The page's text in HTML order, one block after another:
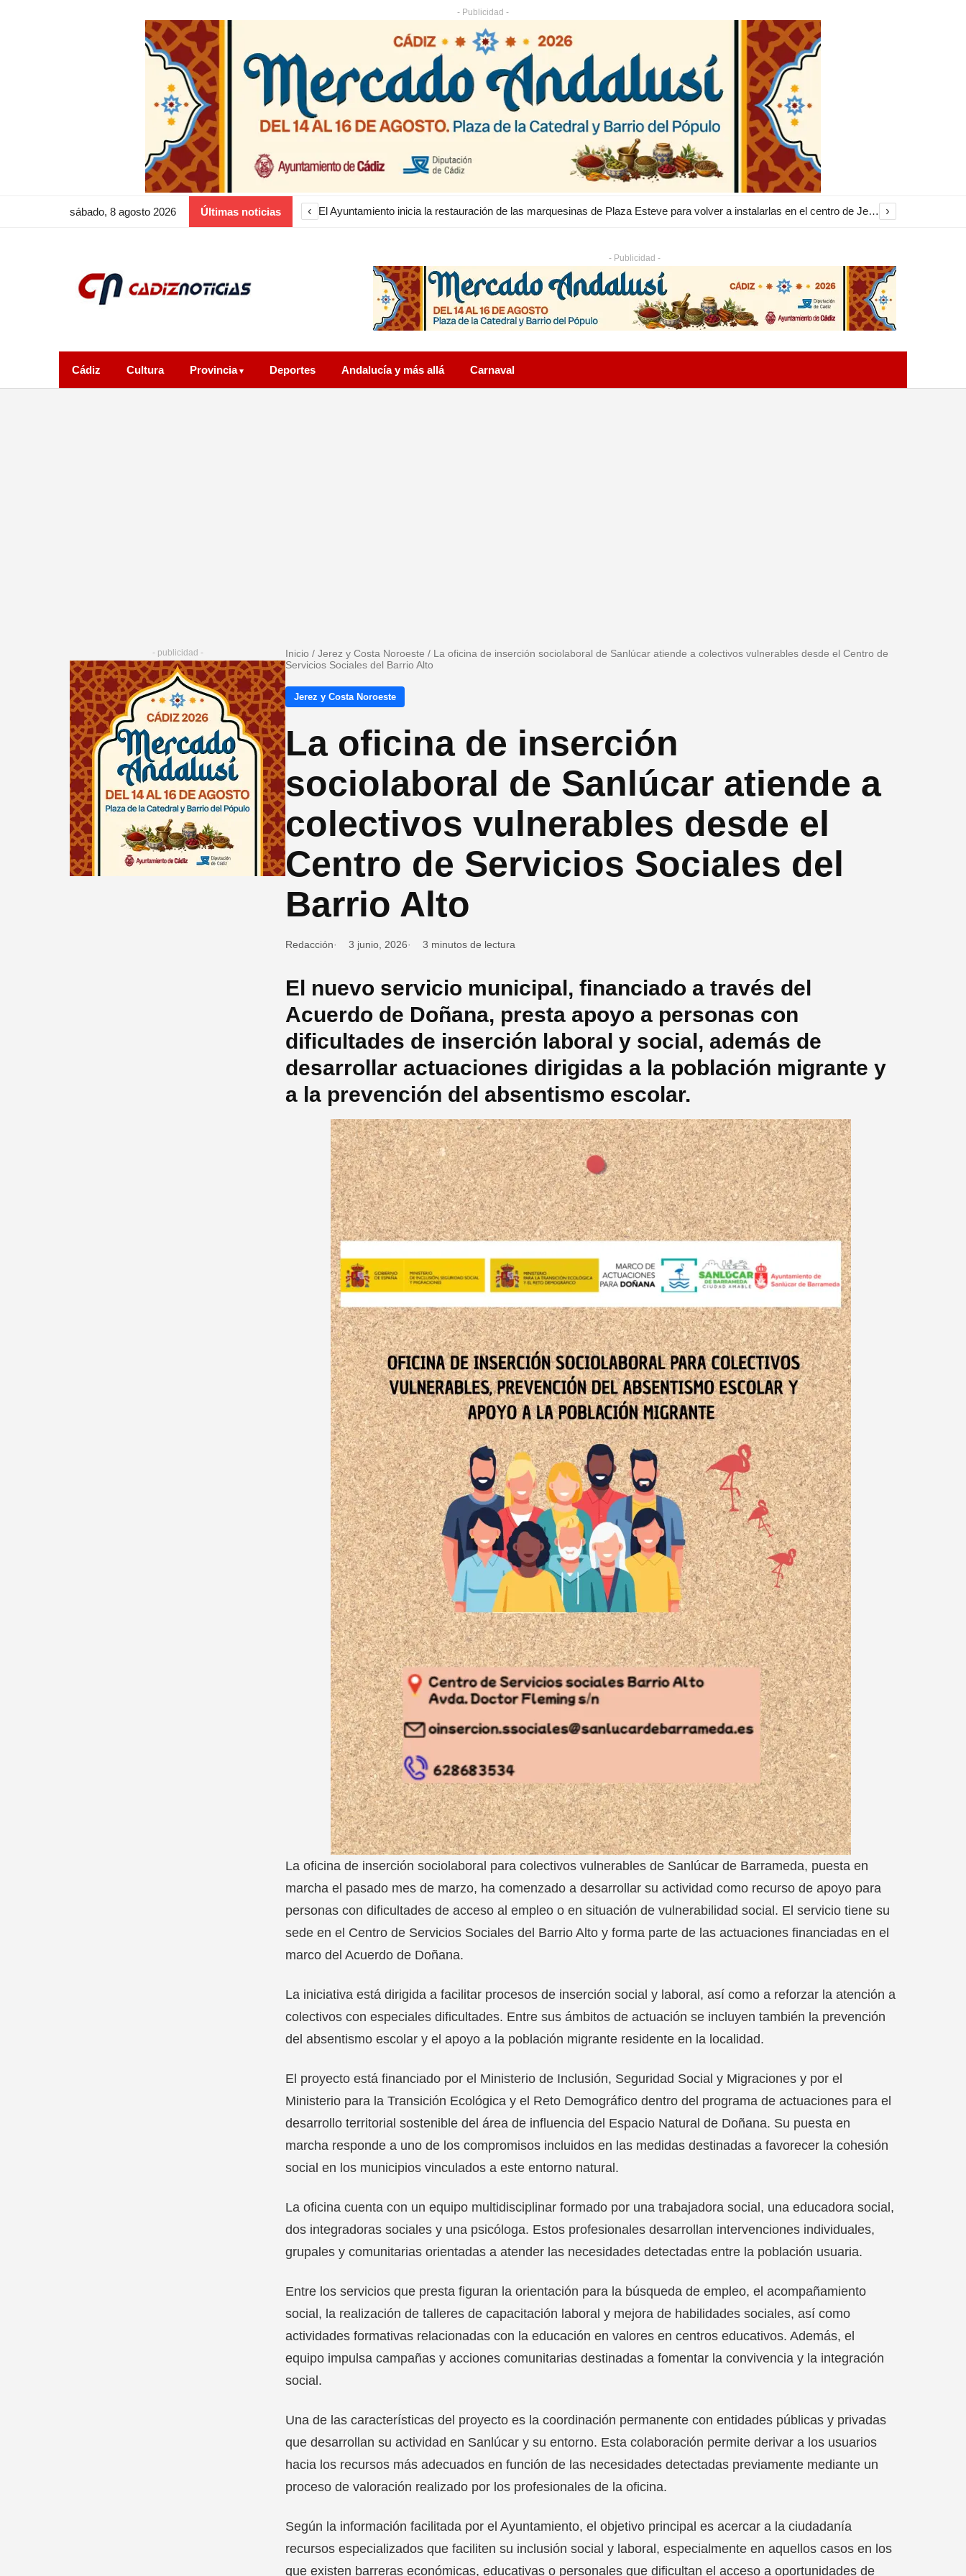
- Publicidad -
sábado, 8 agosto 2026 Últimas noticias ‹ El Ayuntamiento inicia la restauración de las marquesinas de Plaza Esteve para volver a instalarlas en el centro de Jerez ›
- Publicidad -
Cádiz Cultura Provincia Deportes Andalucía y más allá Carnaval
- publicidad - Inicio / Jerez y Costa Noroeste / La oficina de inserción sociolaboral de Sanlúcar atiende a colectivos vulnerables desde el Centro de
Servicios Sociales del Barrio Alto
Jerez y Costa Noroeste
La oficina de inserción
sociolaboral de Sanlúcar atiende a
colectivos vulnerables desde el
Centro de Servicios Sociales del
Barrio Alto
Redacción 3 junio, 2026 3 minutos de lectura
El nuevo servicio municipal, financiado a través del
Acuerdo de Doñana, presta apoyo a personas con
dificultades de inserción laboral y social, además de
desarrollar actuaciones dirigidas a la población migrante y
a la prevención del absentismo escolar.
La oficina de inserción sociolaboral para colectivos vulnerables de Sanlúcar de Barrameda, puesta en
marcha el pasado mes de marzo, ha comenzado a desarrollar su actividad como recurso de apoyo para
personas con dificultades de acceso al empleo o en situación de vulnerabilidad social. El servicio tiene su
sede en el Centro de Servicios Sociales del Barrio Alto y forma parte de las actuaciones financiadas en el
marco del Acuerdo de Doñana.
La iniciativa está dirigida a facilitar procesos de inserción social y laboral, así como a reforzar la atención a
colectivos con especiales dificultades. Entre sus ámbitos de actuación se incluyen también la prevención
del absentismo escolar y el apoyo a la población migrante residente en la localidad.
El proyecto está financiado por el Ministerio de Inclusión, Seguridad Social y Migraciones y por el
Ministerio para la Transición Ecológica y el Reto Demográfico dentro del programa de actuaciones para el
desarrollo territorial sostenible del área de influencia del Espacio Natural de Doñana. Su puesta en
marcha responde a uno de los compromisos incluidos en las medidas destinadas a favorecer la cohesión
social en los municipios vinculados a este entorno natural.
La oficina cuenta con un equipo multidisciplinar formado por una trabajadora social, una educadora social,
dos integradoras sociales y una psicóloga. Estos profesionales desarrollan intervenciones individuales,
grupales y comunitarias orientadas a atender las necesidades detectadas entre la población usuaria.
Entre los servicios que presta figuran la orientación para la búsqueda de empleo, el acompañamiento
social, la realización de talleres de capacitación laboral y mejora de habilidades sociales, así como
actividades formativas relacionadas con la educación en valores en centros educativos. Además, el
equipo impulsa campañas y acciones comunitarias destinadas a fomentar la convivencia y la integración
social.
Una de las características del proyecto es la coordinación permanente con entidades públicas y privadas
que desarrollan su actividad en Sanlúcar y su entorno. Esta colaboración permite derivar a los usuarios
hacia los recursos más adecuados en función de las necesidades detectadas previamente mediante un
proceso de valoración realizado por los profesionales de la oficina.
Según la información facilitada por el Ayuntamiento, el objetivo principal es acercar a la ciudadanía
recursos especializados que faciliten su inclusión social y laboral, especialmente en aquellos casos en los
que existen barreras económicas, educativas o personales que dificultan el acceso a oportunidades de